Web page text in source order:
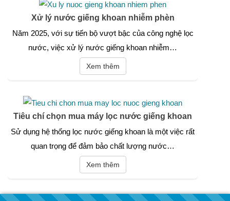
Xử lý nước giếng khoan nhiễm phèn
Năm 2025, với sự tiến bộ vượt bậc của công nghệ lọc
nước, việc xử lý nước giếng khoan nhiễm…
Xem thêm
Tiêu chí chọn mua máy lọc nước giếng khoan
Sử dụng hệ thống lọc nước giếng khoan là một việc rất
quan trọng để đảm bảo chất lượng nước…
Xem thêm